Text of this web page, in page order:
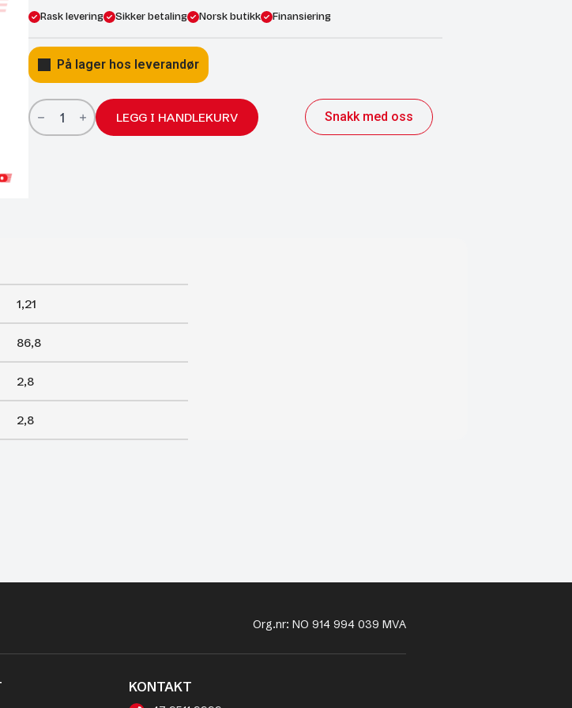
Rask levering Sikker betaling Norsk butikk Finansiering
På lager hos leverandør
Gassfjærer
Arctic
27/14;
LEGG I HANDLEKURV Snakk med oss
1,21
86,8
2,8
2,8
Org.nr: NO 914 994 039 MVA
KONTAKT